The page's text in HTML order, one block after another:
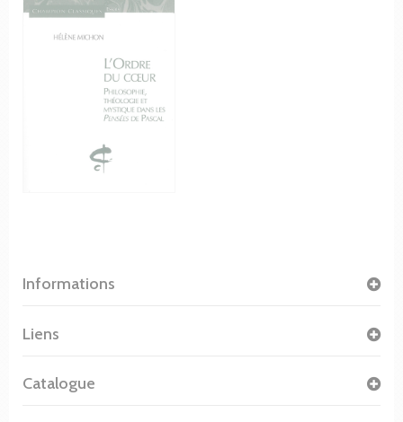
Informations
Liens
Catalogue